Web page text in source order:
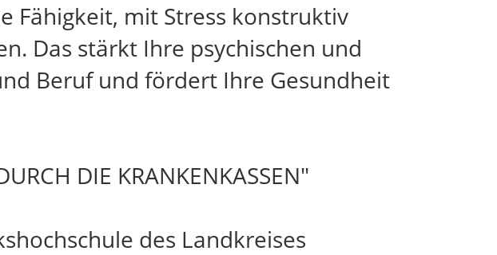
Fähigkeit, mit Stress konstruktiv
Das stärkt Ihre psychischen und
Beruf und fördert Ihre Gesundheit
DIE KRANKENKASSEN"
des Landkreises